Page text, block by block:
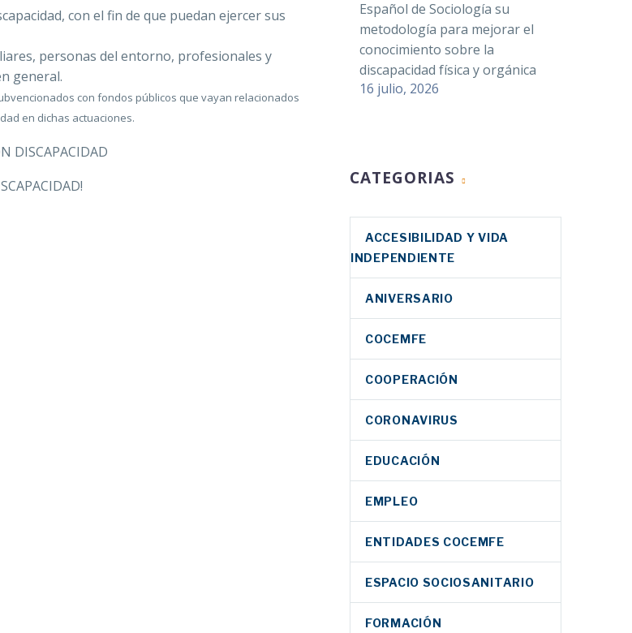
con el fin de que puedan ejercer sus
personas del entorno, profesionales y
general.
con fondos públicos que vayan relacionados
en dichas actuaciones.
DISCAPACIDAD
Español de Sociología su
metodología para mejorar el
conocimiento sobre la
discapacidad física y orgánica
16 julio, 2026
CATEGORIAS
ACCESIBILIDAD Y VIDA
INDEPENDIENTE
ANIVERSARIO
COCEMFE
COOPERACIÓN
CORONAVIRUS
EDUCACIÓN
EMPLEO
ENTIDADES COCEMFE
ESPACIO SOCIOSANITARIO
FORMACIÓN